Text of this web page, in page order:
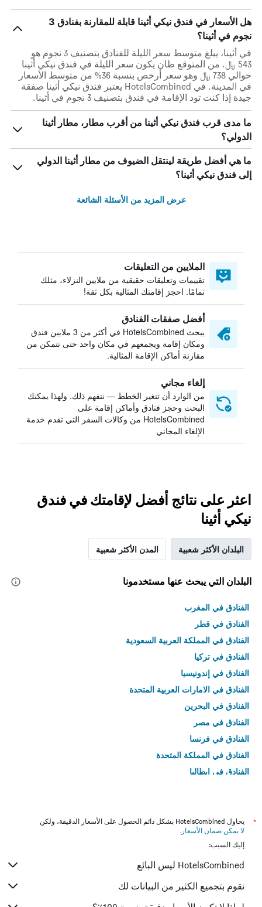
هل الأسعار في فندق نيكي أثينا قابلة للمقارنة بفنادق 3
نجوم في أثينا؟
في أثينا، يبلغ متوسط ​​سعر الليلة للفنادق بتصنيف 3 نجوم هو
543 ﷼. من المتوقع ظان يكون سعر الليلة في فندق نيكي أثينا
حوالي 738 ﷼ وهو سعر أرخص بنسبة 36% من متوسط الأسعار
في المدينة. في HotelsCombined يعتبر فندق نيكي أثينا صفقة
جيدة إذا كنت تود الإقامة في فندق بتصنيف 3 نجوم في أثينا.
ما مدى قرب فندق نيكي أثينا من أقرب مطار، مطار أثينا
الدولي؟
ما هي أفضل طريقة لينتقل الضيوف من مطار أثينا الدولي
إلى فندق نيكي أثينا؟
عرض المزيد من الأسئلة الشائعة
الملايين من التعليقات
تقييمات وتعليقات حقيقية من ملايين النزلاء، مثلك
تمامًا. احجز إقامتك المثالية بكل ثقة!
أفضل صفقات الفنادق
يبحث HotelsCombined في أكثر من 3 ملايين فندق
ومكان إقامة ويجمعهم في مكان واحد حتى تتمكن من
مقارنة أماكن الإقامة المثالية.
إلغاء مجاني
من الوارد أن تتغير الخطط — نتفهم ذلك. ولهذا يمكنك
البحث وحجز فنادق وأماكن إقامة على
HotelsCombined من وكالات السفر التي تقدم خدمة
الإلغاء المجاني
اعثر على نتائج أفضل لإقامتك في فندق
نيكي أثينا
البلدان الأكثر شعبية المدن الأكثر شعبية
البلدان التي يبحث عنها مستخدمونا
الفنادق في المغرب
الفنادق في قطر
الفنادق في المملكة العربية السعودية
الفنادق في تركيا
الفنادق في إندونيسيا
الفنادق في الامارات العربية المتحدة
الفنادق في البحرين
الفنادق في مصر
الفنادق في فرنسا
الفنادق في المملكة المتحدة
الفنادق في إيطاليا
*
يحاول HotelsCombined بشكل دائم الحصول على الأسعار الدقيقة، ولكن
لا يمكن ضمان الأسعار .
إليك السبب:
HotelsCombined ليس البائع
نقوم بتجميع الكثير من البيانات لك